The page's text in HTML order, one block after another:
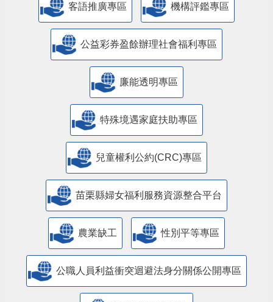
客語推廣專區 機構評鑑專區
公益彩券盈餘辦理社會福利專區
廉能透明專區
特殊境遇家庭扶助專區
兒童權利公約(CRC)專區
苗栗縣婦女福利服務資源整合平台
農業缺工 性別平等專區
公職人員利益衝突迴避法身分關係公開專區